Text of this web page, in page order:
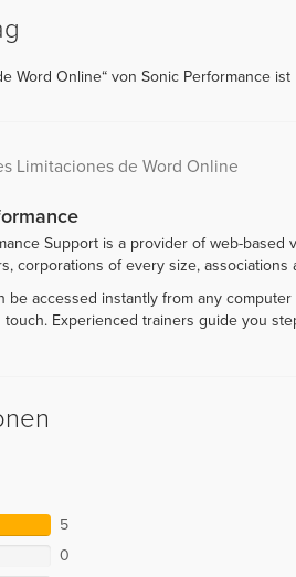
Word Online“ von Sonic Performance ist
Limitaciones de Word Online
Support is a provider of web-
corporations of every size, associations
be accessed instantly from any
touch. Experienced trainers guide you
5
0